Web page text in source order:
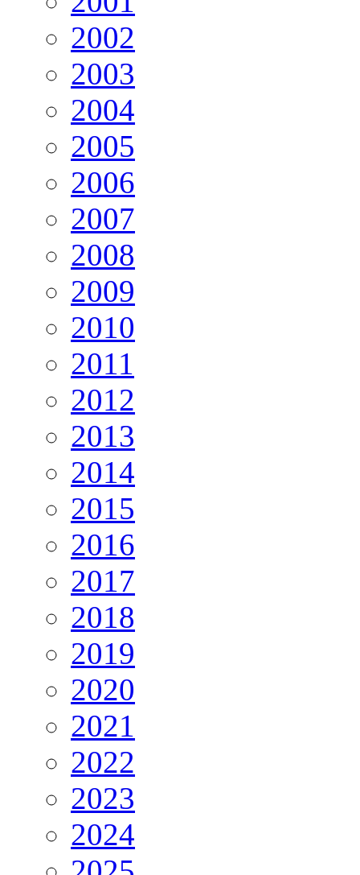
2002
2003
2004
2005
2006
2007
2008
2009
2010
2011
2012
2013
2014
2015
2016
2017
2018
2019
2020
2021
2022
2023
2024